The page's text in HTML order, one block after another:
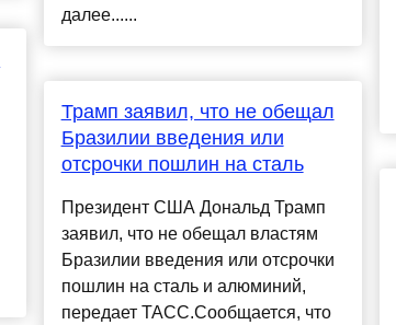
далее......
Трамп заявил, что не обещал
Бразилии введения или
отсрочки пошлин на сталь
Президент США Дональд Трамп
заявил, что не обещал властям
Бразилии введения или отсрочки
пошлин на сталь и алюминий,
передает ТАСС.Сообщается, что